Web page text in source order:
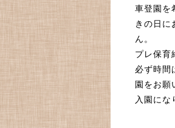
車登園を
きの日に
ん。
プレ保育
必ず時間
園をお願
入園にな